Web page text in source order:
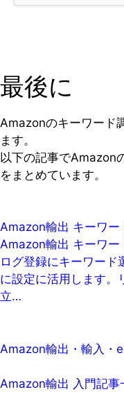
最後に
Amazonのキーワード
ます。
以下の記事でAmazon
をまとめています。
Amazon輸出 キーワー
Amazon輸出 キーワー
ログ登録にキーワー
に設定に活用します。
立…
Amazon輸出・輸入・
Amazon輸出 入門記事